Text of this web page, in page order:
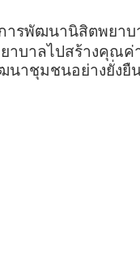
ารพัฒนานิสิตพยา
าลไปสร้างคุณค่า
นาชุมชนอย่างยั่งยื